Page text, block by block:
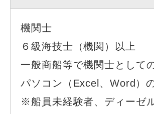
機関士
６級海技士（機関）以上
一般商船等で機関士として
パソコン（Excel、Word）
※船員未経験者、ディーゼ